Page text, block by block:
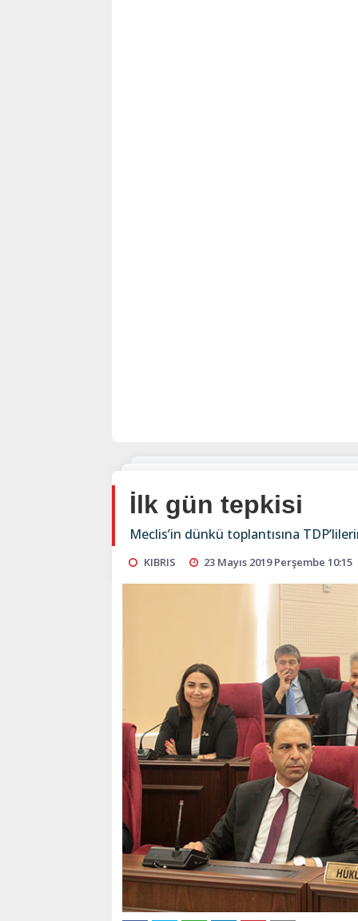
İlk gün tepkisi
Meclis’in dünkü toplantısına
KIBRIS 23 Mayıs 2019 Perşembe 10:15